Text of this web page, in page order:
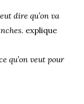
dire qu’on va
explique
qu’on veut pour